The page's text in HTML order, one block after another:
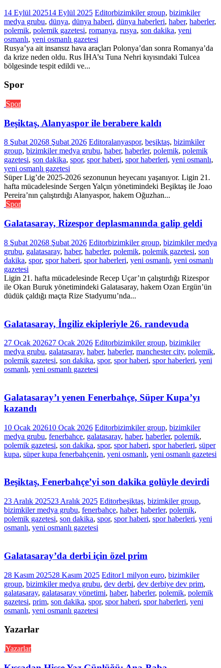
14 Eylül 202514 Eylül 2025 Editorbizimkiler group, bizimkiler
medya grubu, dünya, dünya haberi, dünya haberleri, haber, haberler,
polemik, polemik gazetesi, romanya, rusya, son dakika, yeni
osmanlı, yeni osmanlı gazetesi
Rusya’ya ait insansız hava araçları Polonya’dan sonra Romanya’da
da krize neden oldu. Rus İHA’sı Tuna Nehri kıyısındaki Tulcea
bölgesinde tespit edildi ve...
Spor
Spor
Beşiktaş, Alanyaspor ile berabere kaldı
8 Şubat 20268 Şubat 2026 Editoralanyaspor, beşiktaş, bizimkiler
group, bizimkiler medya grubu, haber, haberler, polemik, polemik
gazetesi, son dakika, spor, spor haberi, spor haberleri, yeni osmanlı,
yeni osmanlı gazetesi
Süper Lig’de 2025-2026 sezonunun heyecanı yaşanıyor. Ligin 21.
hafta mücadelesinde Sergen Yalçın yönetimindeki Beşiktaş ile Joao
Pereira’nın çalıştırdığı Alanyaspor, hakem Oğuzhan...
Spor
Galatasaray, Rizespor deplasmanında galip geldi
8 Şubat 20268 Şubat 2026 Editorbizimkiler group, bizimkiler medya
grubu, galatasaray, haber, haberler, polemik, polemik gazetesi, son
dakika, spor, spor haberi, spor haberleri, yeni osmanlı, yeni osmanlı
gazetesi
Ligin 21. hafta mücadelesinde Recep Uçar’ın çalıştırdığı Rizespor
ile Okan Buruk yönetimindeki Galatasaray, hakem Ozan Ergün’ün
düdük çaldığı maçta Rize Stadyumu’nda...
Galatasaray, İngiliz ekipleriyle 26. randevuda
27 Ocak 202627 Ocak 2026 Editorbizimkiler group, bizimkiler
medya grubu, galatasaray, haber, haberler, manchester city, polemik,
polemik gazetesi, son dakika, spor, spor haberi, spor haberleri, yeni
osmanlı, yeni osmanlı gazetesi
Galatasaray’ı yenen Fenerbahçe, Süper Kupa’yı
kazandı
10 Ocak 202610 Ocak 2026 Editorbizimkiler group, bizimkiler
medya grubu, fenerbahçe, galatasaray, haber, haberler, polemik,
polemik gazetesi, son dakika, spor, spor haberi, spor haberleri, süper
kupa, süper kupa fenerbahçenin, yeni osmanlı, yeni osmanlı gazetesi
Beşiktaş, Fenerbahçe’yi son dakika golüyle devirdi
23 Aralık 202523 Aralık 2025 Editorbeşiktaş, bizimkiler group,
bizimkiler medya grubu, fenerbahçe, haber, haberler, polemik,
polemik gazetesi, son dakika, spor, spor haberi, spor haberleri, yeni
osmanlı, yeni osmanlı gazetesi
Galatasaray’da derbi için özel prim
28 Kasım 202528 Kasım 2025 Editor1 milyon euro, bizimkiler
group, bizimkiler medya grubu, dev derbi, dev derbiye dev prim,
galatasaray, galatasaray yönetimi, haber, haberler, polemik, polemik
gazetesi, prim, son dakika, spor, spor haberi, spor haberleri, yeni
osmanlı, yeni osmanlı gazetesi
Yazarlar
Yazarlar